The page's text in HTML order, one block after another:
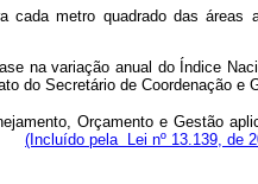
metro quadrado das áreas
na variação anual do Índice
do Secretário de Coordenação
Orçamento e Gestão
(Incluído pela Lei nº 13.139, de